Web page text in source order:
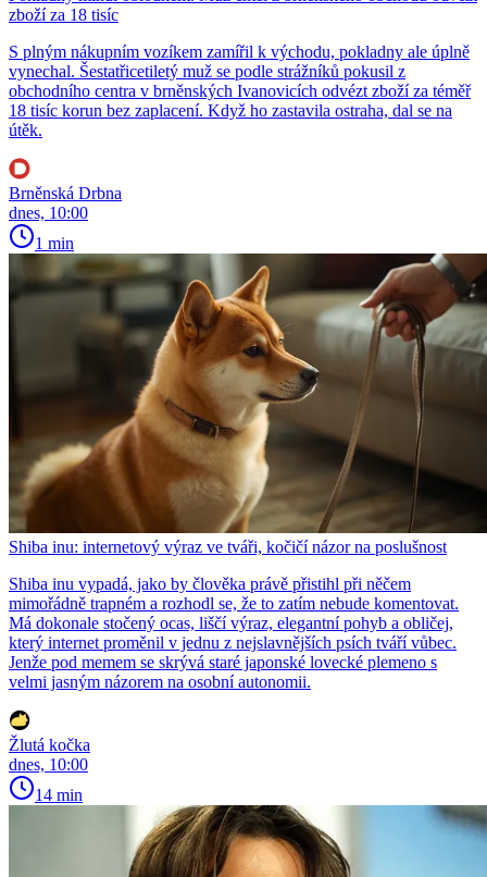
zboží za 18 tisíc
S plným nákupním vozíkem zamířil k východu, pokladny ale úplně
vynechal. Šestatřicetiletý muž se podle strážníků pokusil z
obchodního centra v brněnských Ivanovicích odvézt zboží za téměř
18 tisíc korun bez zaplacení. Když ho zastavila ostraha, dal se na
útěk.
Brněnská Drbna
dnes, 10:00
1 min
Shiba inu: internetový výraz ve tváři, kočičí názor na poslušnost
Shiba inu vypadá, jako by člověka právě přistihl při něčem
mimořádně trapném a rozhodl se, že to zatím nebude komentovat.
Má dokonale stočený ocas, liščí výraz, elegantní pohyb a obličej,
který internet proměnil v jednu z nejslavnějších psích tváří vůbec.
Jenže pod memem se skrývá staré japonské lovecké plemeno s
velmi jasným názorem na osobní autonomii.
Žlutá kočka
dnes, 10:00
14 min